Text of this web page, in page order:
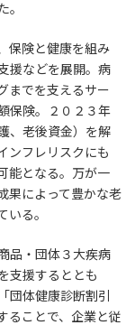
。
保険と健康を組み
援などを展開。病
までを支えるサー
保険。２０２３年
、老後資金）を解
ンフレリスクにも
能となる。万が一
果によって豊かな老
る。
品・団体３大疾病
支援するととも
団体健康診断割引
ることで、企業と従